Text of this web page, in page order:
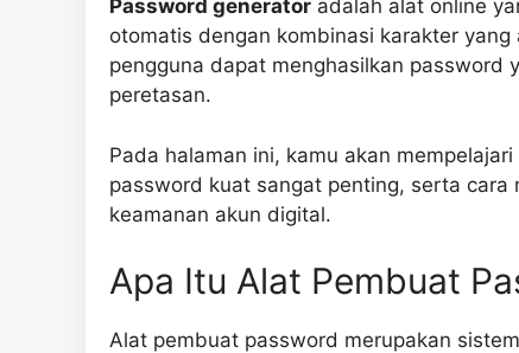
Password generator adalah alat online
otomatis dengan kombinasi karakter
pengguna dapat menghasilkan
peretasan.
Pada halaman ini, kamu akan
password kuat sangat penting, serta
keamanan akun digital.
Apa Itu Alat Pembuat
Alat pembuat password merupakan